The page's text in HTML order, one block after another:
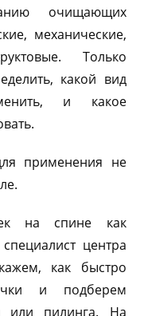
очищающих
механические,
Только
какой вид
и какое
применения не
на спине как
центра
как быстро
и подберем
или пилинга. На